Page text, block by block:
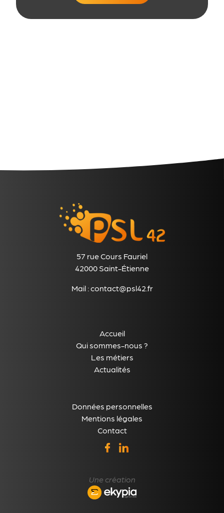
57 rue Cours Fauriel
42000 Saint-Étienne
Mail :contact@psl42.fr
Accueil
Qui sommes-nous ?
Les métiers
Actualités
Données personnelles
Mentions légales
Contact
Une création